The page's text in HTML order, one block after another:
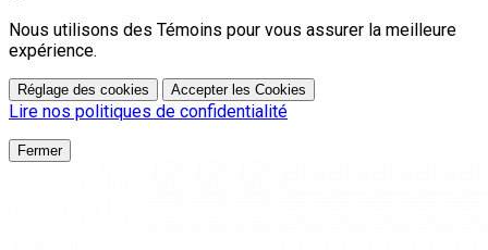
Nous utilisons des Témoins pour vous assurer la meilleure
expérience.
Réglage des cookies Accepter les Cookies
Lire nos politiques de confidentialité
Fermer